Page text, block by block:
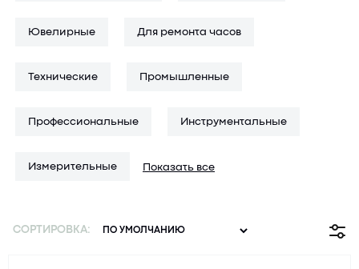
разные задачи.
Если не знаете, какой микроскоп выбрать для пайки
ваши условия работы и бюджет.
Ювелирные Для ремонта часов
Технические Промышленные
Профессиональные Инструментальные
Измерительные Показать все
СОРТИРОВКА: